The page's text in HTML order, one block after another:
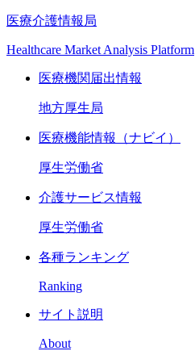
医療介護情報局
Healthcare Market Analysis Platform
医療機関届出情報
地方厚生局
医療機能情報（ナビイ）
厚生労働省
介護サービス情報
厚生労働省
各種ランキング
Ranking
サイト説明
About